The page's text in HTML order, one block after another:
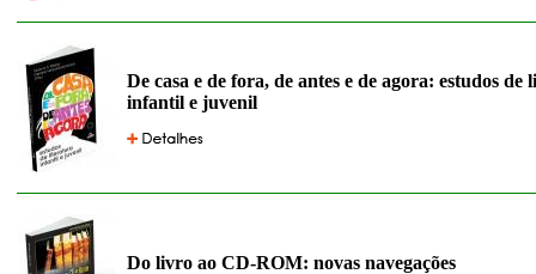
De casa e de fora, de antes e de agora: estudos de
infantil e juvenil
Do livro ao CD-ROM: novas navegações